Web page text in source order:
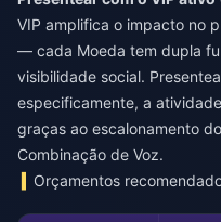
VIP amplifica o impacto no
— cada Moeda tem dupla
visibilidade social.
especificamente, a
graças ao escalonamento
Combinação de Voz.
Orçamentos